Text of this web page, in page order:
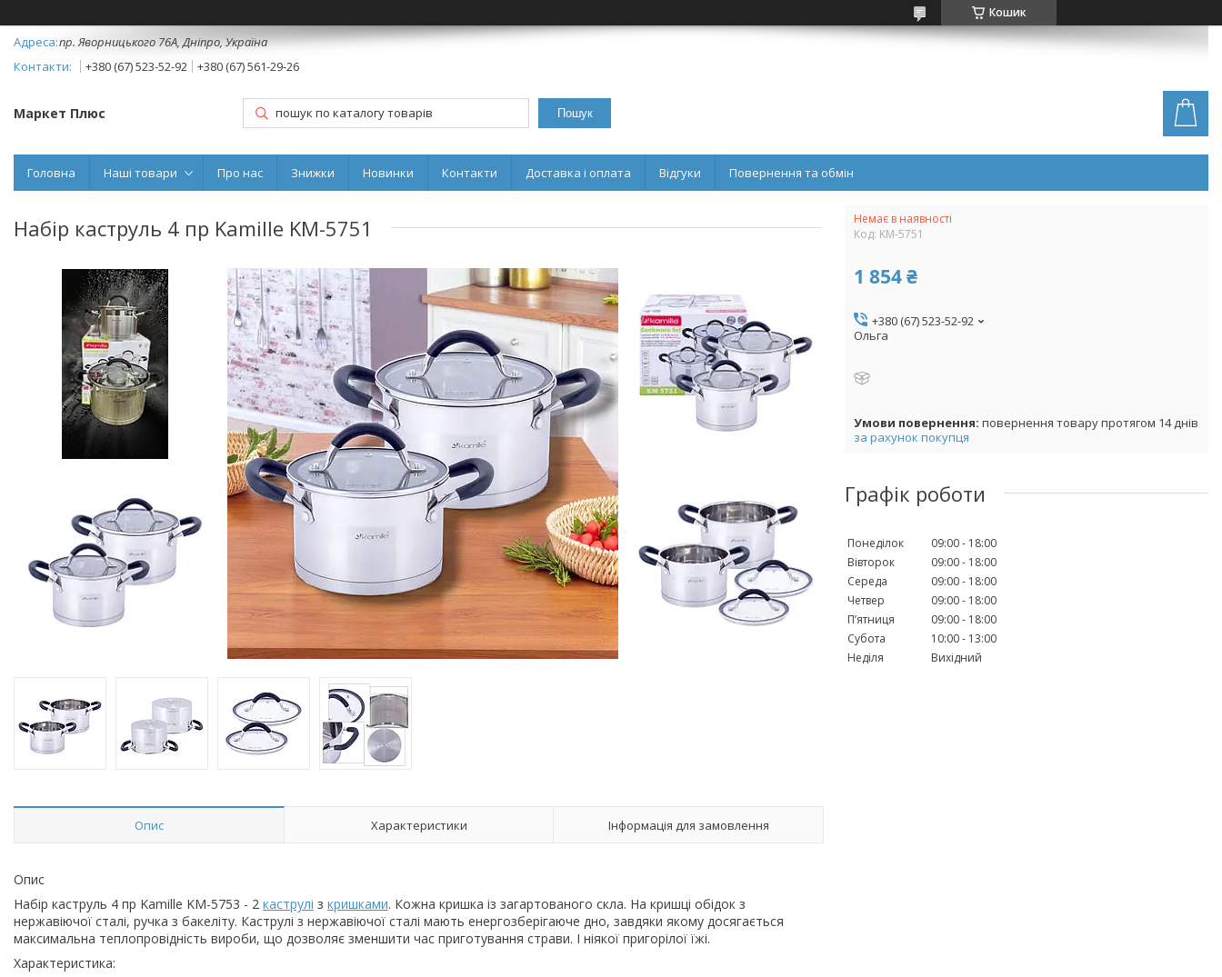
Кошик
пр. Яворницького 76А, Дніпро, Україна
+380 (67) 523-52-92
+380 (67) 561-29-26
Маркет Плюс Пошук
Головна Наші товари Про нас Знижки Новинки Контакти Доставка і оплата Відгуки Повернення та обмін
Набір каструль 4 пр Kamille KM-5751
Опис Характеристики Інформація для замовлення
Опис
Набір каструль 4 пр Kamille KM-5753 - 2 каструлі з кришками. Кожна кришка із загартованого скла. На кришці обідок з
нержавіючої сталі, ручка з бакеліту. Каструлі з нержавіючої сталі мають енергозберігаюче дно, завдяки якому досягається
максимальна теплопровідність вироби, що дозволяє зменшити час приготування страви. І ніякої пригорілої їжі.
Характеристика:
Немає в наявності
Код: KM-5751
1 854 ₴
+380 (67) 523-52-92
Ольга
повернення товару протягом 14 днів
за рахунок покупця
Графік роботи
Понеділок 09:00
18:00
Вівторок
09:00
18:00
Середа
09:00
18:00
Четвер
09:00
18:00
Пʼятниця
09:00
18:00
Субота
10:00
13:00
Неділя
Вихідний